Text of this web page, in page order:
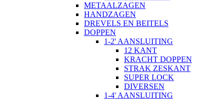
METAALZAGEN
HANDZAGEN
DREVELS EN BEITELS
DOPPEN
1-2' AANSLUITING
12 KANT
KRACHT DOPPEN
STRAK ZESKANT
SUPER LOCK
DIVERSEN
1-4' AANSLUITING